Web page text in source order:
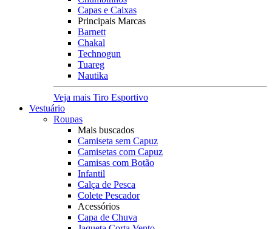
Capas e Caixas
Principais Marcas
Barnett
Chakal
Technogun
Tuareg
Nautika
Veja mais Tiro Esportivo
Vestuário
Roupas
Mais buscados
Camiseta sem Capuz
Camisetas com Capuz
Camisas com Botão
Infantil
Calça de Pesca
Colete Pescador
Acessórios
Capa de Chuva